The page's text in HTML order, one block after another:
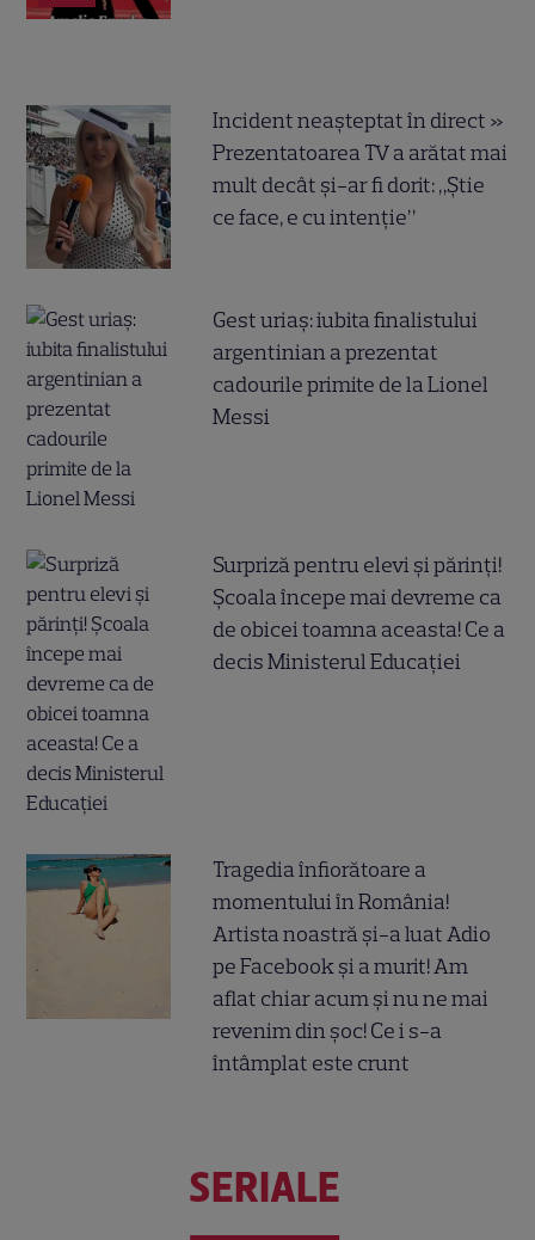
Incident neașteptat în direct »
Prezentatoarea TV a arătat mai
mult decât și-ar fi dorit: „Știe
ce face, e cu intenție”
Gest uriaș: iubita finalistului
argentinian a prezentat
cadourile primite de la Lionel
Messi
Surpriză pentru elevi și părinți!
Școala începe mai devreme ca
de obicei toamna aceasta! Ce a
decis Ministerul Educației
Tragedia înfiorătoare a
momentului în România!
Artista noastră și-a luat Adio
pe Facebook și a murit! Am
aflat chiar acum și nu ne mai
revenim din șoc! Ce i s-a
întâmplat este crunt
SERIALE